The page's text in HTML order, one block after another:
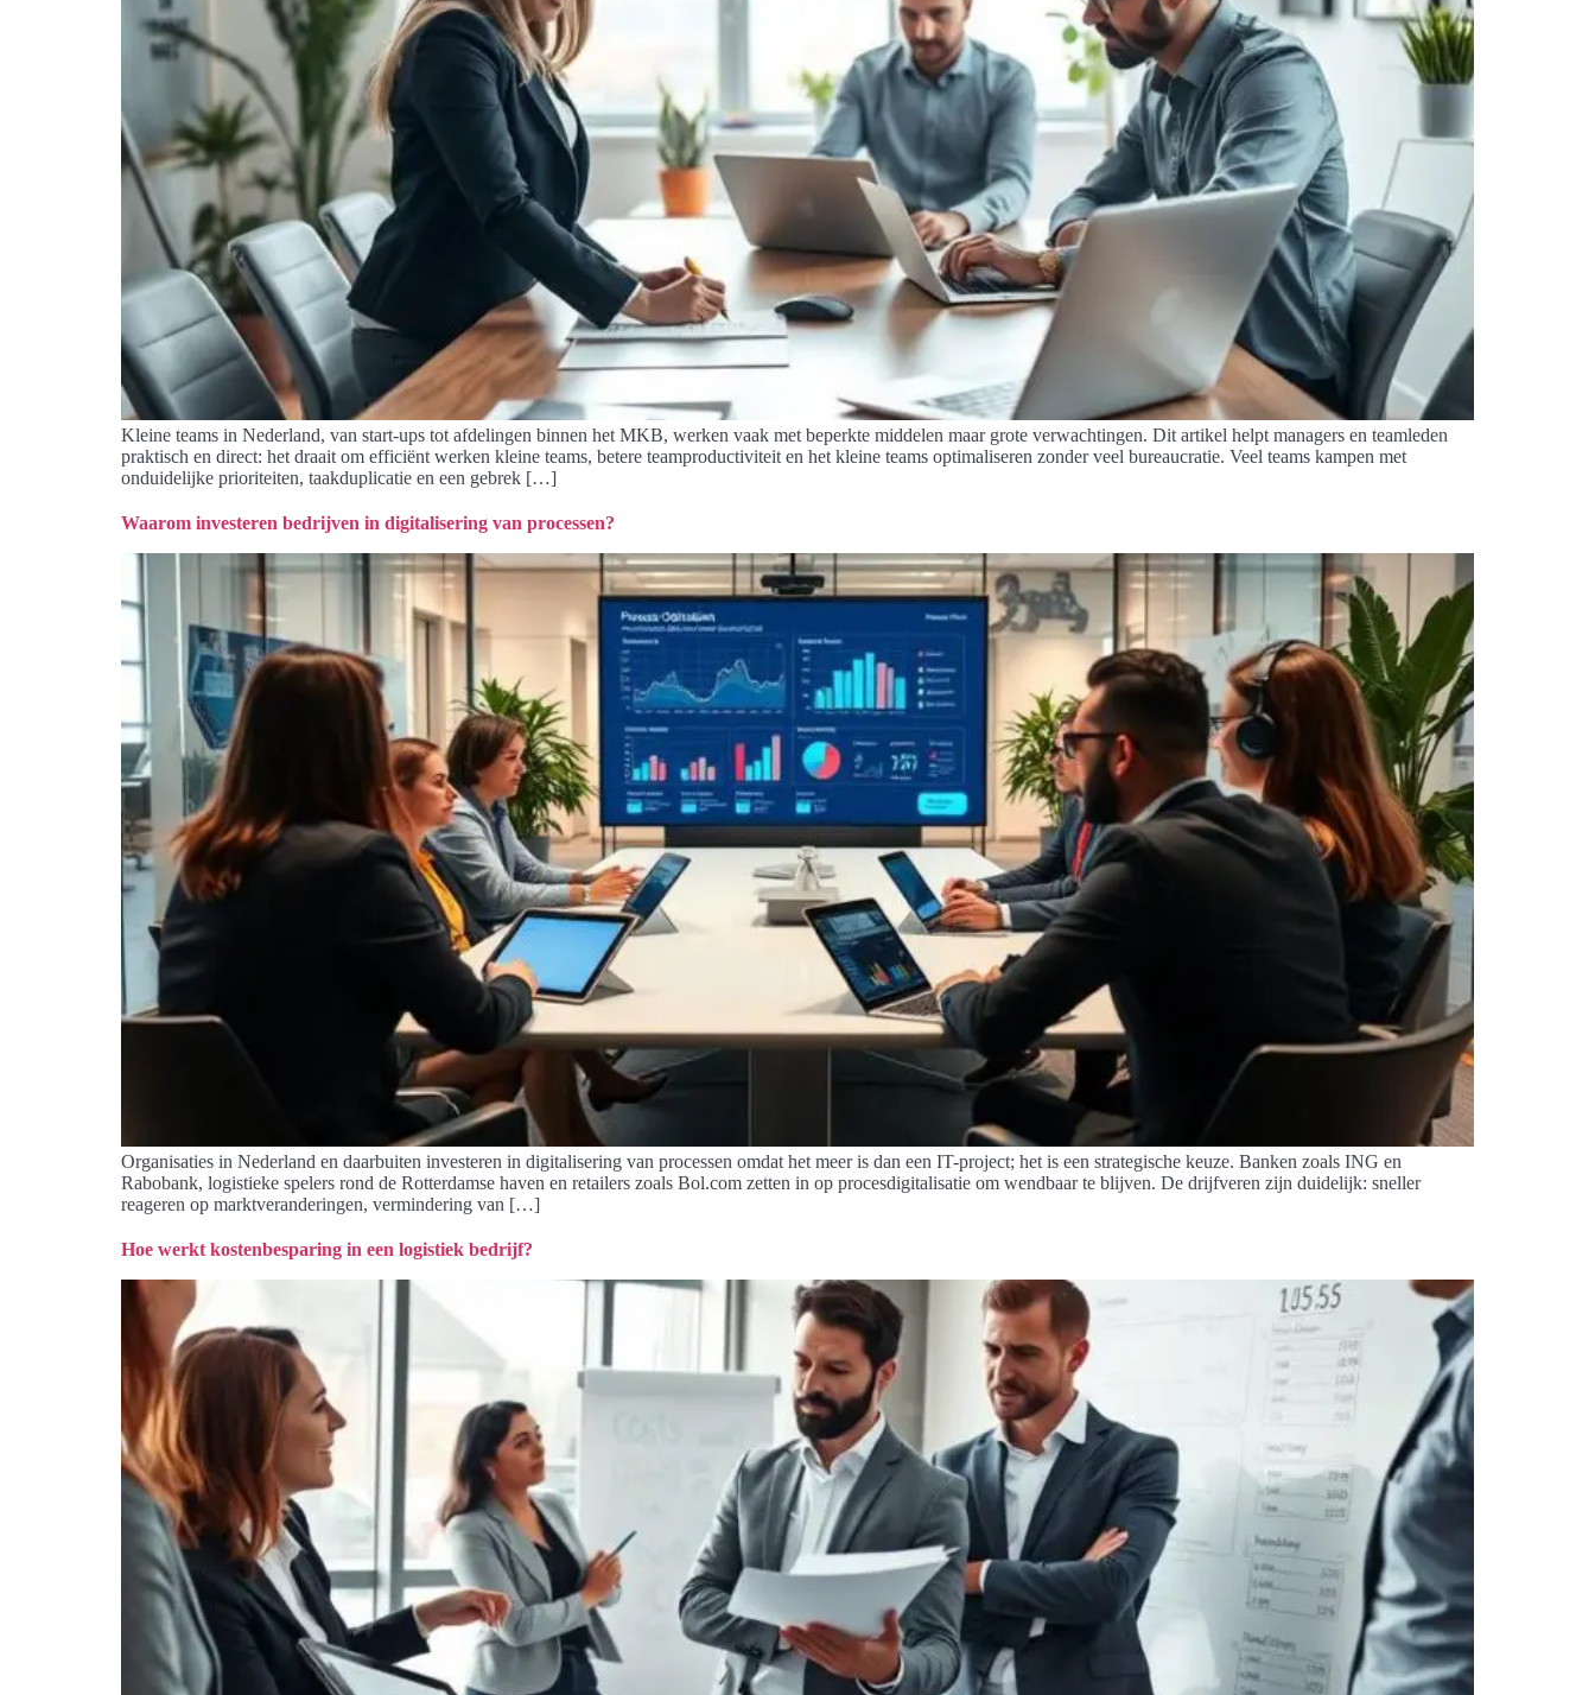
Kleine teams in Nederland, van start-ups tot afdelingen binnen het MKB, werken vaak met beperkte middelen maar grote verwachtingen. Dit artikel helpt managers en teamleden
praktisch en direct: het draait om efficiënt werken kleine teams, betere teamproductiviteit en het kleine teams optimaliseren zonder veel bureaucratie. Veel teams kampen met
onduidelijke prioriteiten, taakduplicatie en een gebrek […]
Waarom investeren bedrijven in digitalisering van processen?
Organisaties in Nederland en daarbuiten investeren in digitalisering van processen omdat het meer is dan een IT-project; het is een strategische keuze. Banken zoals ING en
Rabobank, logistieke spelers rond de Rotterdamse haven en retailers zoals Bol.com zetten in op procesdigitalisatie om wendbaar te blijven. De drijfveren zijn duidelijk: sneller
reageren op marktveranderingen, vermindering van […]
Hoe werkt kostenbesparing in een logistiek bedrijf?